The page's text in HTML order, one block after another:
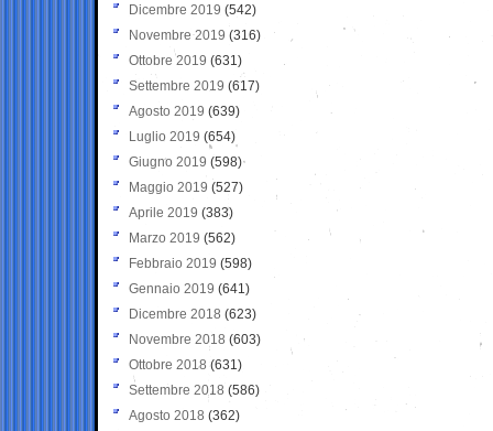
Dicembre 2019 (542)
Novembre 2019 (316)
Ottobre 2019 (631)
Settembre 2019 (617)
Agosto 2019 (639)
Luglio 2019 (654)
Giugno 2019 (598)
Maggio 2019 (527)
Aprile 2019 (383)
Marzo 2019 (562)
Febbraio 2019 (598)
Gennaio 2019 (641)
Dicembre 2018 (623)
Novembre 2018 (603)
Ottobre 2018 (631)
Settembre 2018 (586)
Agosto 2018 (362)